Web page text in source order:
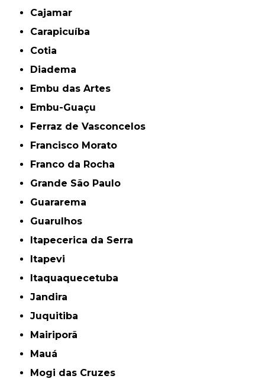
Cajamar
Carapicuíba
Cotia
Diadema
Embu das Artes
Embu-Guaçu
Ferraz de Vasconcelos
Francisco Morato
Franco da Rocha
Grande São Paulo
Guararema
Guarulhos
Itapecerica da Serra
Itapevi
Itaquaquecetuba
Jandira
Juquitiba
Mairiporã
Mauá
Mogi das Cruzes